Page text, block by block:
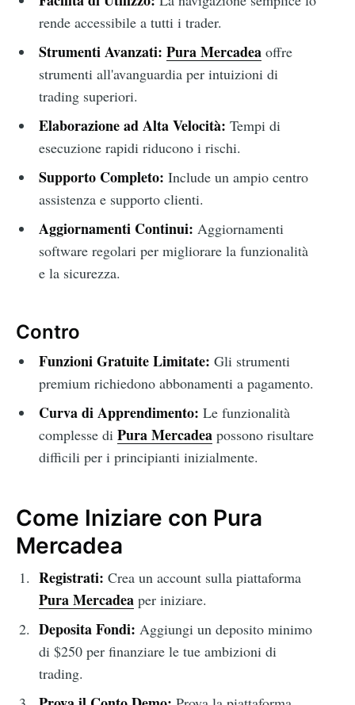
rende accessibile a tutti i trader.
Strumenti Avanzati: Pura Mercadeaoffre
strumenti all'avanguardia per intuizioni di
trading superiori.
Elaborazione ad Alta Velocità: Tempi di
esecuzione rapidi riducono i rischi.
Supporto Completo: Include un ampio centro
assistenza e supporto clienti.
Aggiornamenti Continui: Aggiornamenti
software regolari per migliorare la funzionalità
e la sicurezza.
Contro
Funzioni Gratuite Limitate: Gli strumenti
premium richiedono abbonamenti a pagamento.
Curva di Apprendimento: Le funzionalità
complesse di Pura Mercadeapossono risultare
difficili per i principianti inizialmente.
Come Iniziare con Pura
Mercadea
Registrati: Crea un account sulla piattaforma
Pura Mercadeaper iniziare.
Deposita Fondi: Aggiungi un deposito minimo
di $250 per finanziare le tue ambizioni di
trading.